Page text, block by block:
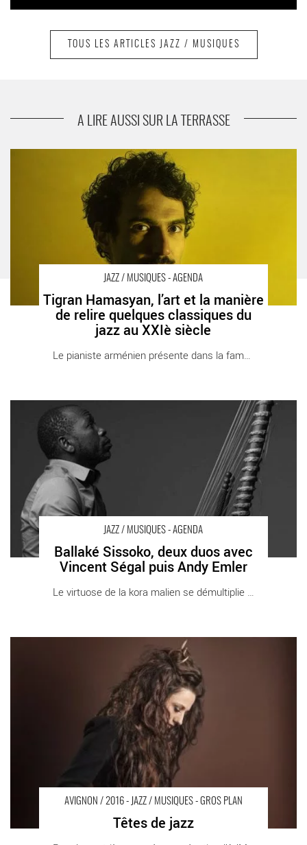
Siân
TOUS LES ARTICLES JAZZ / MUSIQUES
A LIRE AUSSI SUR LA TERRASSE
JAZZ / MUSIQUES - AGENDA
Tigran Hamasyan, l’art et la manière
de relire quelques classiques du
jazz au XXIè siècle
Le pianiste arménien présente dans la fameuse [...]
Tigran Hamasyan, l’art et la manière de relire quelques
classiques du jazz au XXIè siècle - Critique sortie Jazz /
Musiques Paris L'Olympia
JAZZ / MUSIQUES - AGENDA
Ballaké Sissoko, deux duos avec
Vincent Ségal puis Andy Emler
Le virtuose de la kora malien se démultiplie [...]
Ballaké Sissoko, deux duos avec Vincent Ségal puis Andy Emler
- Critique sortie Jazz / Musiques Fontenay-sous-Bois Le
Comptoir - Halle Roublot
AVIGNON / 2016 - JAZZ / MUSIQUES - GROS PLAN
Têtes de jazz
Têtes de jazz - Critique sortie Avignon / 2016 Avignon Avignon